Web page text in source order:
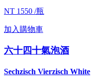
NT 1550 /瓶
加入購物車
六十四十氣泡酒
Sechzisch Vierzisch White